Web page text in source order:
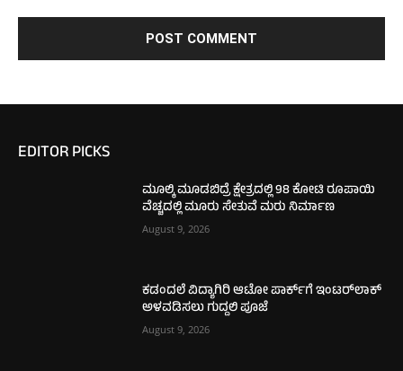
EDITOR PICKS
ಮೂಲ್ಕಿ ಮೂಡಬಿದ್ರೆ ಕ್ಷೇತ್ರದಲ್ಲಿ 98 ಕೋಟಿ ರೂಪಾಯಿ
ವೆಚ್ಚದಲ್ಲಿ ಮೂರು ಸೇತುವೆ ಮರು ನಿರ್ಮಾಣ
August 9, 2026
ಕಡಂದಲೆ ವಿದ್ಯಾಗಿರಿ ಆಟೋ ಪಾರ್ಕ್‌ಗೆ ಇಂಟರ್‌ಲಾಕ್
ಅಳವಡಿಸಲು ಗುದ್ದಲಿ ಪೂಜೆ
August 9, 2026